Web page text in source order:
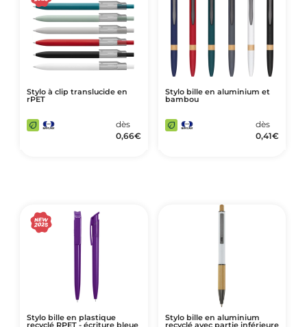
Stylo à clip translucide en
rPET
dès
0,66€
Stylo bille en aluminium et
bambou
dès
0,41€
Stylo bille en plastique
recyclé RPET - écriture bleue
Stylo bille en aluminium
recyclé avec partie inférieure